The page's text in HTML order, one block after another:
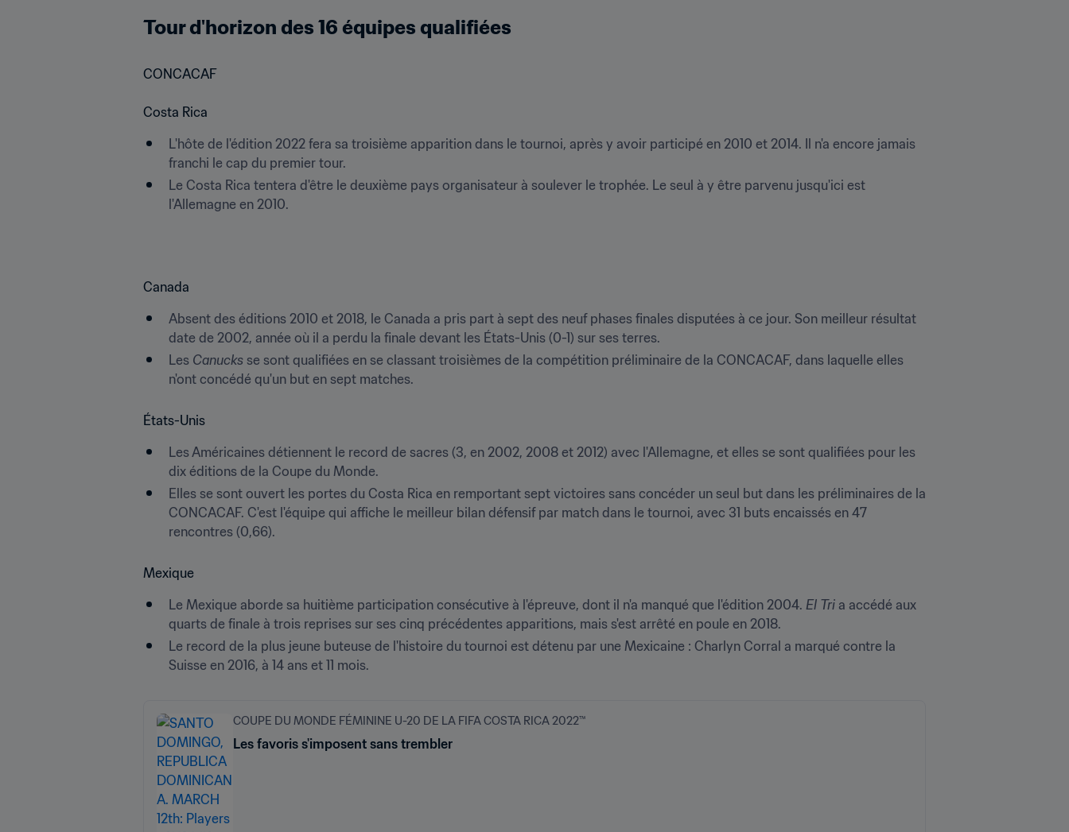
Tour d'horizon des 16 équipes qualifiées
CONCACAF
Costa Rica
L'hôte de l'édition 2022 fera sa troisième apparition dans le tournoi, après y avoir participé en 2010 et 2014. Il n'a encore jamais
franchi le cap du premier tour.
Le Costa Rica tentera d'être le deuxième pays organisateur à soulever le trophée. Le seul à y être parvenu jusqu'ici est
l'Allemagne en 2010.
Canada
Absent des éditions 2010 et 2018, le Canada a pris part à sept des neuf phases finales disputées à ce jour. Son meilleur résultat
date de 2002, année où il a perdu la finale devant les États-Unis (0-1) sur ses terres.
Les Canucks se sont qualifiées en se classant troisièmes de la compétition préliminaire de la CONCACAF, dans laquelle elles
n'ont concédé qu'un but en sept matches.
États-Unis
Les Américaines détiennent le record de sacres (3, en 2002, 2008 et 2012) avec l'Allemagne, et elles se sont qualifiées pour les
dix éditions de la Coupe du Monde.
Elles se sont ouvert les portes du Costa Rica en remportant sept victoires sans concéder un seul but dans les préliminaires de la
CONCACAF. C'est l'équipe qui affiche le meilleur bilan défensif par match dans le tournoi, avec 31 buts encaissés en 47
rencontres (0,66).
Mexique
Le Mexique aborde sa huitième participation consécutive à l'épreuve, dont il n'a manqué que l'édition 2004. El Tri a accédé aux
quarts de finale à trois reprises sur ses cinq précédentes apparitions, mais s'est arrêté en poule en 2018.
Le record de la plus jeune buteuse de l'histoire du tournoi est détenu par une Mexicaine : Charlyn Corral a marqué contre la
Suisse en 2016, à 14 ans et 11 mois.
COUPE DU MONDE FÉMININE U-20 DE LA FIFA COSTA RICA 2022™
Les favoris s'imposent sans trembler